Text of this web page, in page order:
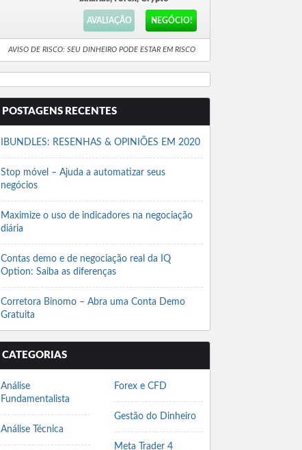
AVALIAÇÃO NEGÓCIO!
AVISO DE RISCO: SEU DINHEIRO PODE ESTAR EM RISCO
POSTAGENS RECENTES
IBUNDLES: RESENHAS & OPINIÕES EM 2020
Stop móvel – Ajuda a automatizar seus
negócios
Maximize o uso de indicadores na negociação
diária
Contas demo e de negociação real da IQ
Option: Saiba as diferenças
Corretora Binomo – Abra uma Conta Demo
Gratuita
CATEGORIAS
Análise
Fundamentalista
Análise Técnica
Forex e CFD
Gestão do Dinheiro
Meta Trader 4